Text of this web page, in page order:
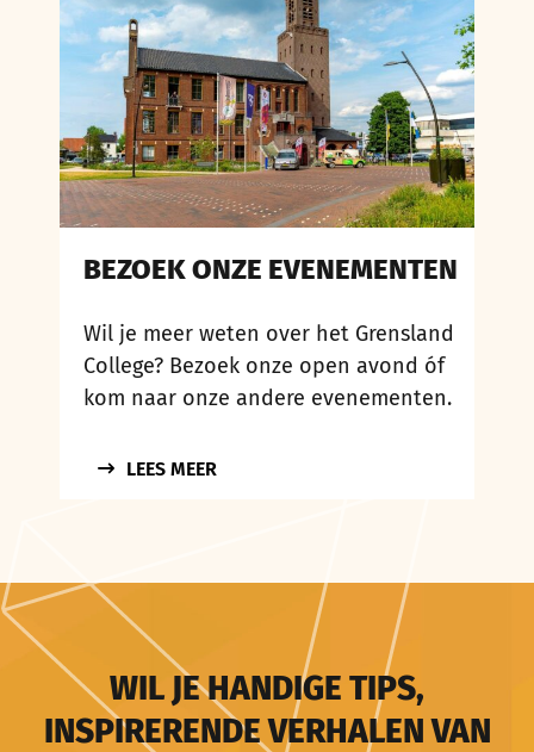
BEZOEK ONZE EVENEMENTEN
Wil je meer weten over het Grensland
College? Bezoek onze open avond óf
kom naar onze andere evenementen.
LEES MEER
WIL JE HANDIGE TIPS,
INSPIRERENDE VERHALEN VAN